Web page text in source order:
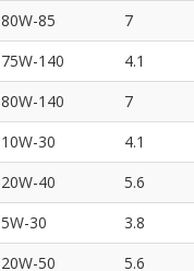
80W-85
7
75W-140
4.1
80W-140
7
10W-30
4.1
20W-40
5.6
5W-30
3.8
20W-50
5.6